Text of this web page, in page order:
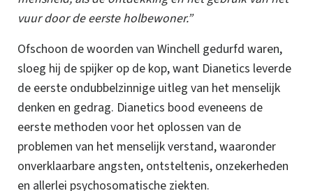
vuur door de eerste holbewoner.”
Ofschoon de woorden van Winchell gedurfd waren,
sloeg hij de spijker op de kop, want Dianetics leverde
de eerste ondubbelzinnige uitleg van het menselijk
denken en gedrag. Dianetics bood eveneens de
eerste methoden voor het oplossen van de
problemen van het menselijk verstand, waaronder
onverklaarbare angsten, ontsteltenis, onzekerheden
en allerlei psychosomatische ziekten.